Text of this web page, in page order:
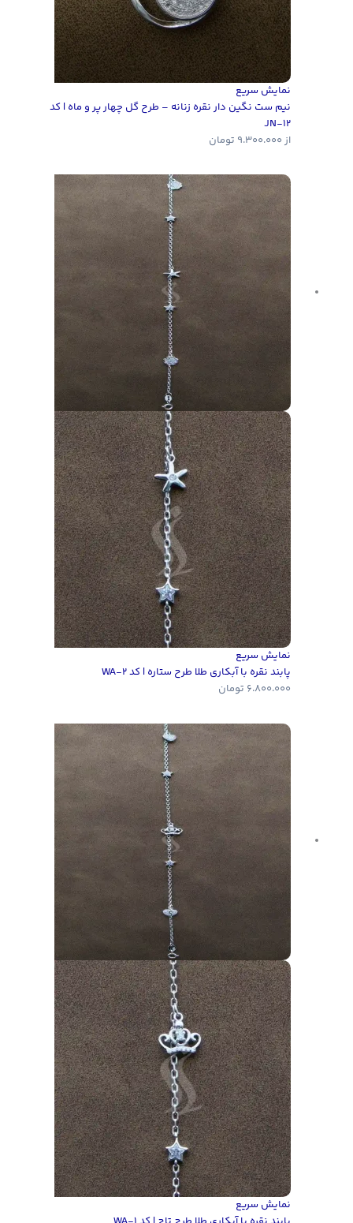
نمایش سریع
نیم ست نگین دار نقره زنانه – طرح گل چهار پر و ماه | کد
JN-12
از 9.300.000 تومان
نمایش سریع
پابند نقره با آبکاری طلا طرح ستاره | کد WA-2
6.800.000 تومان
نمایش سریع